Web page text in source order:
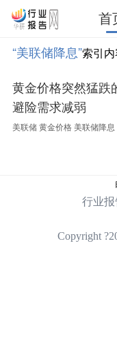
首
“美联储降息”索引内
黄金价格突然猛跌
避险需求减弱
美联储黄金价格美联储降息
行业报
Copyright